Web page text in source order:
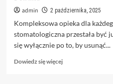
admin 2 października, 2025
Kompleksowa opieka dla
stomatologiczna przestała być
się wyłącznie po to, by usunąć...
Dowiedz się więcejDowiedz